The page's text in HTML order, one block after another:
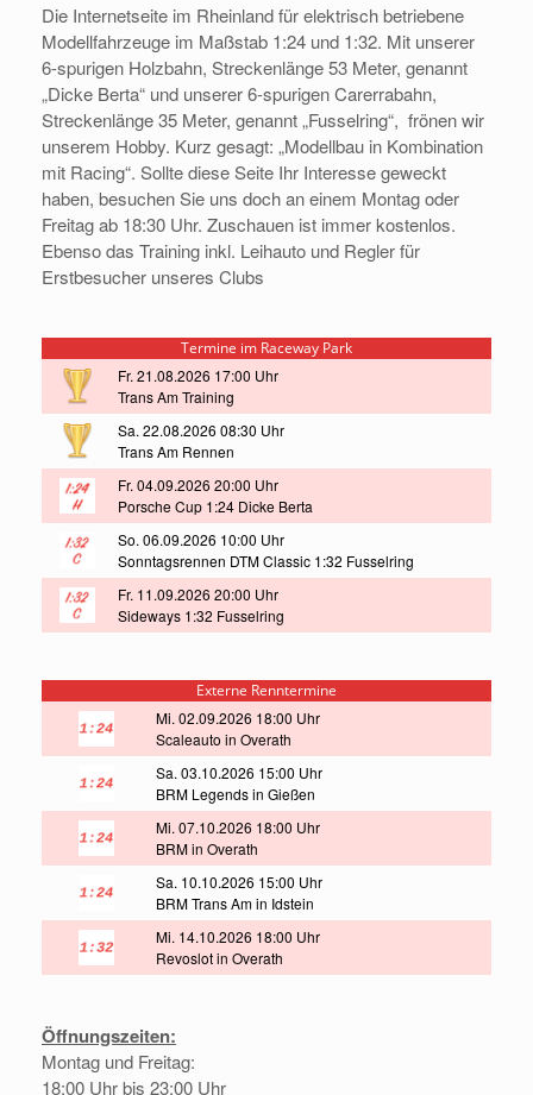
Die Internetseite im Rheinland für elektrisch betriebene
Modellfahrzeuge im Maßstab 1:24 und 1:32. Mit unserer
6-spurigen Holzbahn, Streckenlänge 53 Meter, genannt
„Dicke Berta“ und unserer 6-spurigen Carerrabahn,
Streckenlänge 35 Meter, genannt „Fusselring“, frönen wir
unserem Hobby. Kurz gesagt: „Modellbau in Kombination
mit Racing“. Sollte diese Seite Ihr Interesse geweckt
haben, besuchen Sie uns doch an einem Montag oder
Freitag ab 18:30 Uhr. Zuschauen ist immer kostenlos.
Ebenso das Training inkl. Leihauto und Regler für
Erstbesucher unseres Clubs
Termine im Raceway Park
Fr. 21.08.2026 17:00 Uhr
Trans Am Training
Sa. 22.08.2026 08:30 Uhr
Trans Am Rennen
Fr. 04.09.2026 20:00 Uhr
Porsche Cup 1:24 Dicke Berta
So. 06.09.2026 10:00 Uhr
Sonntagsrennen DTM Classic 1:32 Fusselring
Fr. 11.09.2026 20:00 Uhr
Sideways 1:32 Fusselring
Externe Renntermine
Mi. 02.09.2026 18:00 Uhr
Scaleauto in Overath
Sa. 03.10.2026 15:00 Uhr
BRM Legends in Gießen
Mi. 07.10.2026 18:00 Uhr
BRM in Overath
Sa. 10.10.2026 15:00 Uhr
BRM Trans Am in Idstein
Mi. 14.10.2026 18:00 Uhr
Revoslot in Overath
Öffnungszeiten:
Montag und Freitag:
18:00 Uhr bis 23:00 Uhr